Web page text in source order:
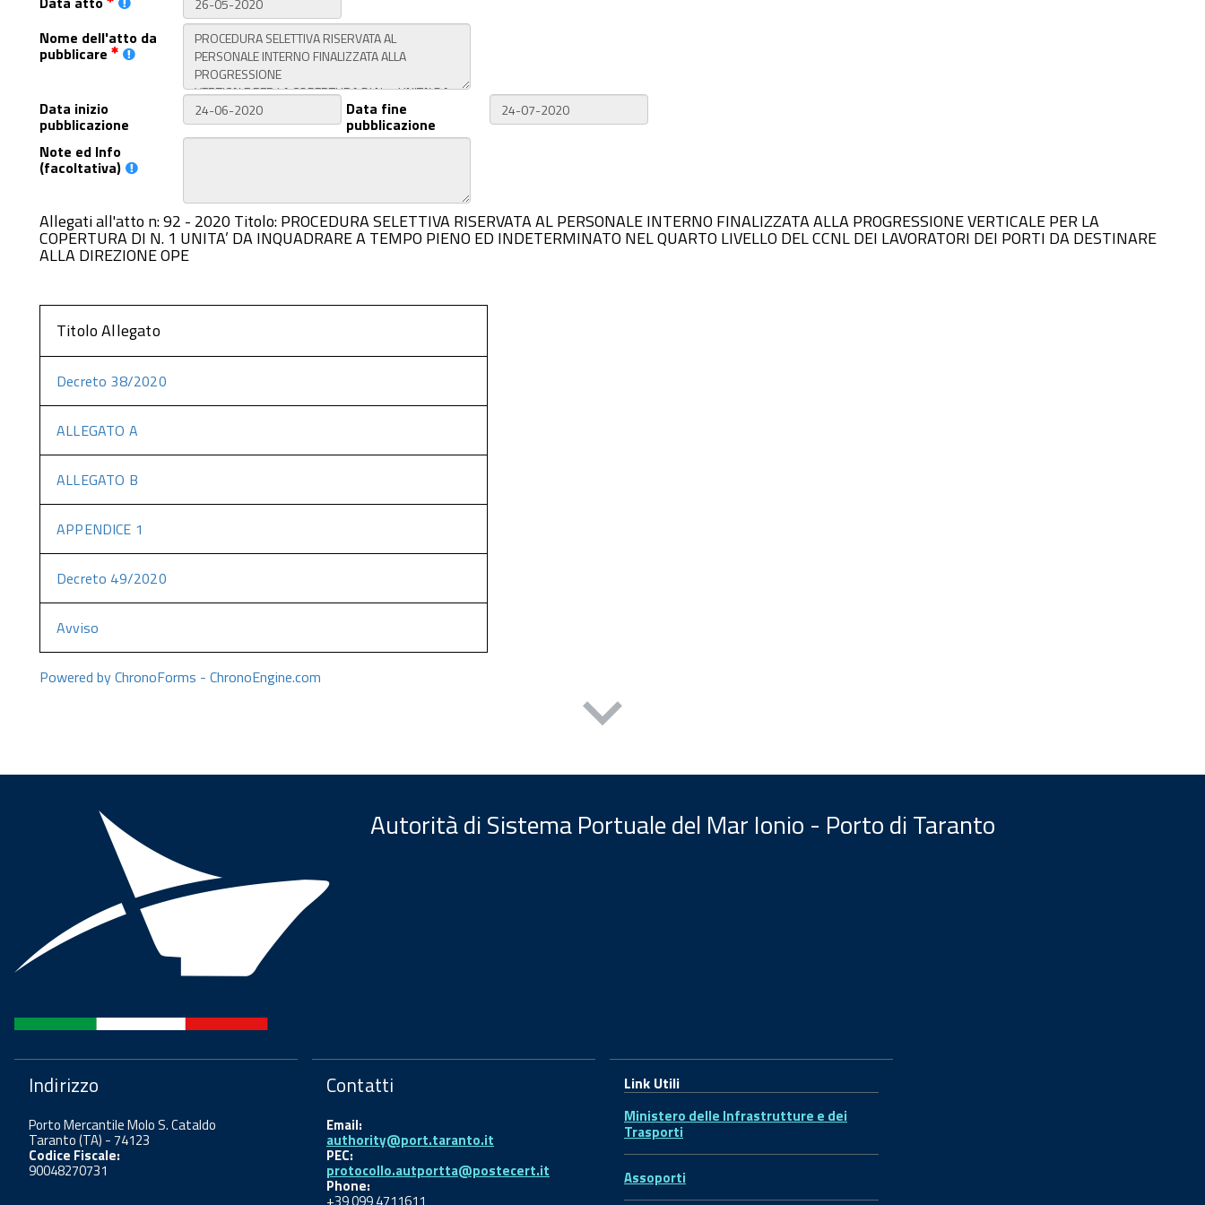
Nome dell'atto da
pubblicare
Data inizio
pubblicazione
Data fine
pubblicazione
Note ed Info
(facoltativa)
Allegati all'atto n: 92 - 2020 Titolo: PROCEDURA SELETTIVA RISERVATA AL PERSONALE INTERNO FINALIZZATA ALLA PROGRESSIONE VERTICALE PER LA
COPERTURA DI N. 1 UNITA’ DA INQUADRARE A TEMPO PIENO ED INDETERMINATO NEL QUARTO LIVELLO DEL CCNL DEI LAVORATORI DEI PORTI DA DESTINARE
ALLA DIREZIONE OPE
Titolo Allegato
Decreto 38/2020
ALLEGATO A
ALLEGATO B
APPENDICE 1
Decreto 49/2020
Avviso
Powered by ChronoForms - ChronoEngine.com
Autorità di Sistema Portuale del Mar Ionio - Porto di Taranto
Indirizzo
Porto Mercantile Molo S. Cataldo
Taranto (TA) - 74123
Codice Fiscale:
90048270731
Contatti
Email:
authority@port.taranto.it
PEC:
protocollo.autportta@postecert.it
Phone:
Link Utili
Ministero delle Infrastrutture e dei
Trasporti
Assoporti